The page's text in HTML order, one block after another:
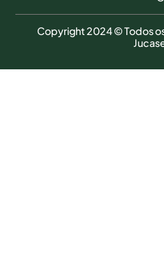
Copyright 2024 © Todos